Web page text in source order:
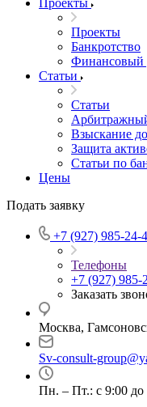
Проекты
Проекты
Банкротство
Финансовый
Статьи
Статьи
Взыскание
Защита
Статьи по
Цены
Подать заявку
+7 (927) 985-24-
Телефоны
+7 (927) 985-
Заказать
Москва,
Sv-consult-
Пн. – Пт.: с 9:00 до